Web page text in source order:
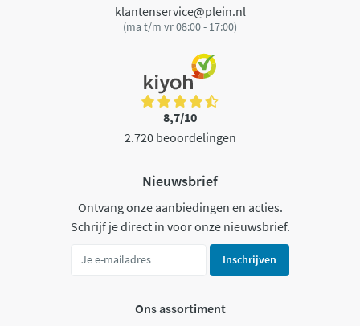
klantenservice@plein.nl
(ma t/m vr 08:00 - 17:00)
8,7/10
2.720 beoordelingen
Nieuwsbrief
Ontvang onze aanbiedingen en acties.
Schrijf je direct in voor onze nieuwsbrief.
Inschrijven
Ons assortiment